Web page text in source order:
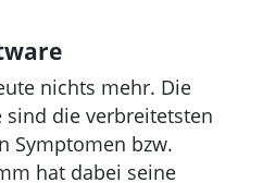
nichts mehr. Die
die verbreitetsten
Symptomen bzw.
hat dabei seine